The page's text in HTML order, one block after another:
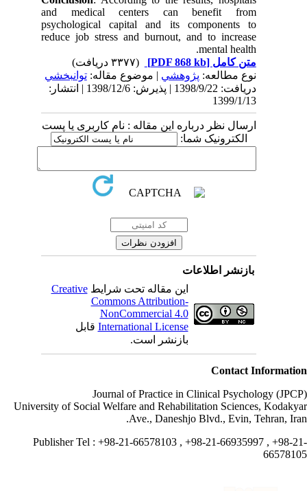
and medical centers can benefit from
psychological capital and its components to
reduce job stress and burnout, and to increase
mental health.
متن کامل[PDF 868 kb]
نوع مطالعه:پژوهشي| موضوع مقاله:توانبخشي
دریافت: 1398/9/22 | پذیرش: 1398/12/6 | انتشار:
1399/1/13
ارسال نظر درباره این مقاله : نام کاربری یا پست
الکترونیک شما:
بازنشر اطلاعات
این مقاله تحت شرایطCreative
Commons Attribution-
NonCommercial 4.0
International Licenseقابل
بازنشر است.
Contact
Journal of Practice in Clinical Psychology
University of Social Welfare and Rehabilitation Sciences,
Ave., Daneshjo Blvd., Evin, Tehran,
Publisher Tel : +98-21-66578103 , +98-21-66935997 , +98-